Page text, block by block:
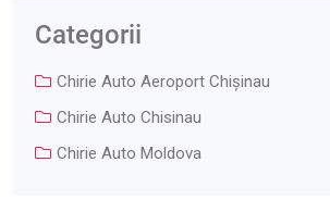
Categorii
Chirie Auto Aeroport Chişinau
Chirie Auto Chisinau
Chirie Auto Moldova